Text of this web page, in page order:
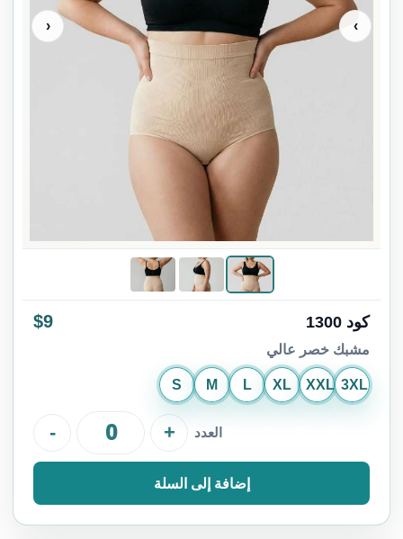
›
‹
كود 1300 $9
مشبك خصر عالي
S M L XL XXL 3XL
العدد - +
إضافة إلى السلة